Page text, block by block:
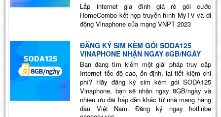
Lắp internet gia đình giá rẻ gói cước
HomeCombo kết hợp truyền hình MyTV và di
động Vinaphone của mạng VNPT 2023
ĐĂNG KÝ SIM KÈM GÓI SODA125
VINAPHONE NHẬN NGAY 8GB/NGÀY
Bạn đang tìm kiếm một giải pháp truy cập
Internet tốc độ cao, ổn định, lại tiết kiệm chi
phí? Hãy đăng ký sim kèm gói SODA125
Vinaphone, bạn sẽ nhận ngay 8GB/ngày và
nhiều ưu đãi hấp dẫn khác từ nhà mạng hàng
đầu Việt Nam. Đăng ký ngay hotlinbe